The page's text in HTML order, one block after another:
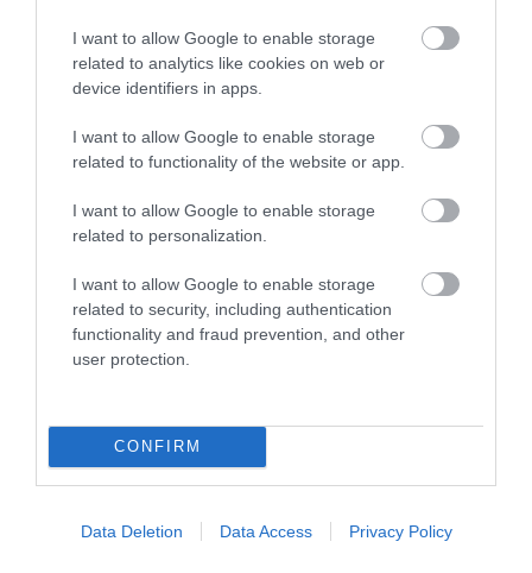
I want to allow Google to enable storage
related to analytics like cookies on web or
device identifiers in apps.
I want to allow Google to enable storage
related to functionality of the website or app.
I want to allow Google to enable storage
related to personalization.
I want to allow Google to enable storage
related to security, including authentication
functionality and fraud prevention, and other
user protection.
CONFIRM
Data Deletion Data Access Privacy Policy
Instant Pot wchodzi na polski rynek. Co
oferują te multicookery?
Inteligentny pomocnik
kuchenny – szybkowar
CookingPal Pronto
NOWOŚCI
odpady kuchenne. Z resztek
powstanie jedzenie dla